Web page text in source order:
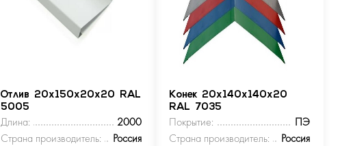
Отлив 20х150х20х20 RAL
5005
Длина:
2000
Страна производитель:
Россия
Конек 20х140х140х20
RAL 7035
Покрытие:
ПЭ
Страна производитель:
Россия